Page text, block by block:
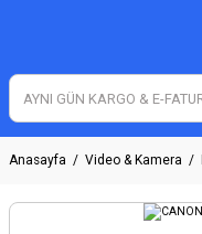
Anasayfa Video & Kamera